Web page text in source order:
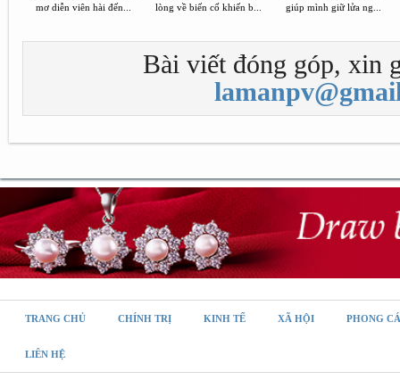
mơ diễn viên hài đến...
lòng về biến cố khiến b...
giúp mình giữ lửa ng...
Bài viết đóng góp, xin
TRANG CHỦ CHÍNH TRỊ KINH TẾ XÃ HỘI PHONG
LIÊN HỆ